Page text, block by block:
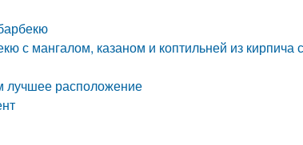
с мангалом, казаном и коптильней из кирпича
лучшее расположение